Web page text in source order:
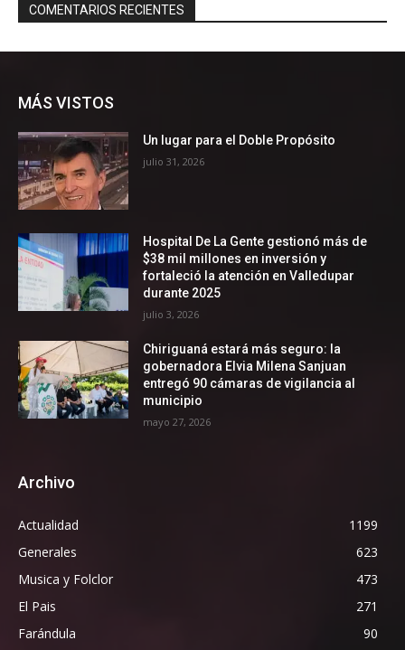
MÁS VISTOS
Un lugar para el Doble Propósito
julio 31, 2026
Hospital De La Gente gestionó más de
$38 mil millones en inversión y
fortaleció la atención en Valledupar
durante 2025
julio 3, 2026
Chiriguaná estará más seguro: la
gobernadora Elvia Milena Sanjuan
entregó 90 cámaras de vigilancia al
municipio
mayo 27, 2026
Archivo
Actualidad
1199
Generales
623
Musica y Folclor
473
El Pais
271
Farándula
90